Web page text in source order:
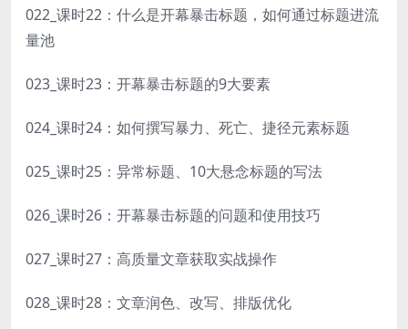
022_课时22：什么是开幕暴击标题，如何通过标题进流
量池
023_课时23：开幕暴击标题的9大要素
024_课时24：如何撰写暴力、死亡、捷径元素标题
025_课时25：异常标题、10大悬念标题的写法
026_课时26：开幕暴击标题的问题和使用技巧
027_课时27：高质量文章获取实战操作
028_课时28：文章润色、改写、排版优化